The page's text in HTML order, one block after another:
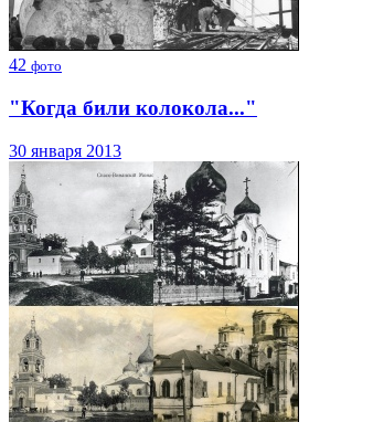
42 фото
"Когда били колокола..."
30 января 2013